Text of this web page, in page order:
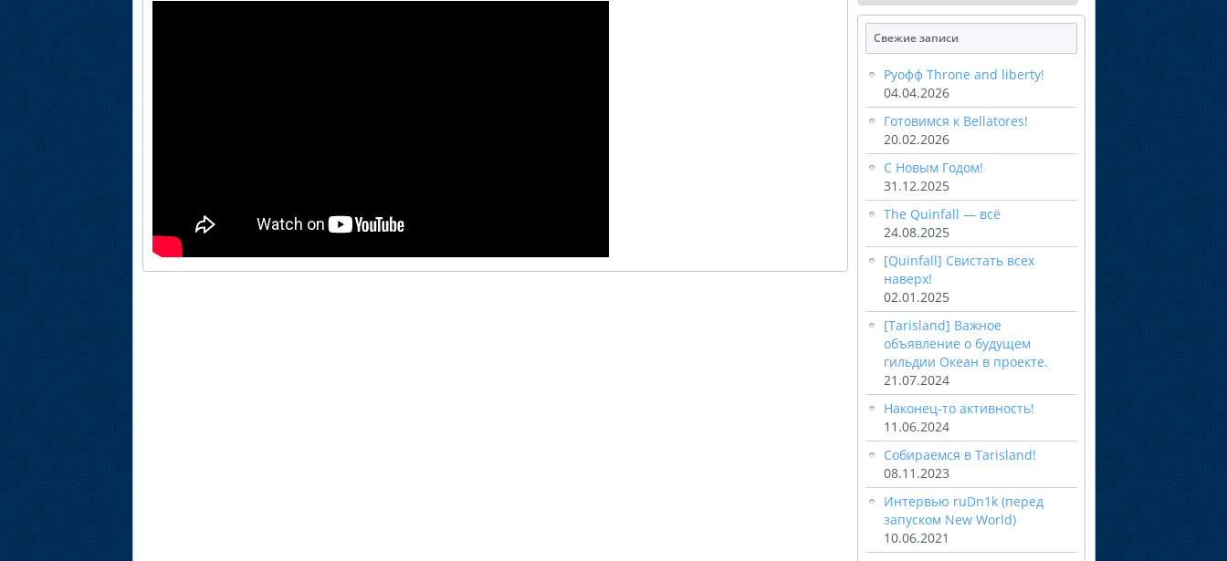
Свежие записи
Руофф Throne and liberty!
04.04.2026
Готовимся к Bellatores!
20.02.2026
С Новым Годом!
31.12.2025
The Quinfall — всё
24.08.2025
[Quinfall] Свистать всех
наверх!
02.01.2025
[Tarisland] Важное
объявление о будущем
гильдии Океан в проекте.
21.07.2024
Наконец-то активность!
11.06.2024
Собираемся в Tarisland!
08.11.2023
Интервью ruDn1k (перед
запуском New World)
10.06.2021